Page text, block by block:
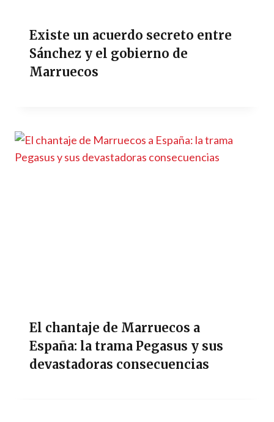
Existe un acuerdo secreto entre
Sánchez y el gobierno de
Marruecos
El chantaje de Marruecos a
España: la trama Pegasus y sus
devastadoras consecuencias